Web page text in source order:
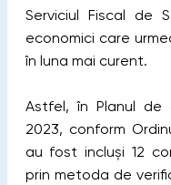
Serviciul Fiscal de
economici care
în luna mai curent.
Astfel, în Planul de
2023, conform
au fost incluși 12
prin metoda de